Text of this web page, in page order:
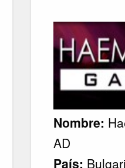
Nombre:
AD
País: